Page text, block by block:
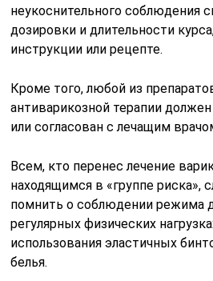
неукоснительного соблюдения
дозировки и длительности
инструкции или рецепте.
Кроме того, любой из
антиварикозной терапии
или согласован с лечащим
Всем, кто перенес лечение
находящимся в «группе риска»,
помнить о соблюдении режима
регулярных физических
использования эластичных
белья.